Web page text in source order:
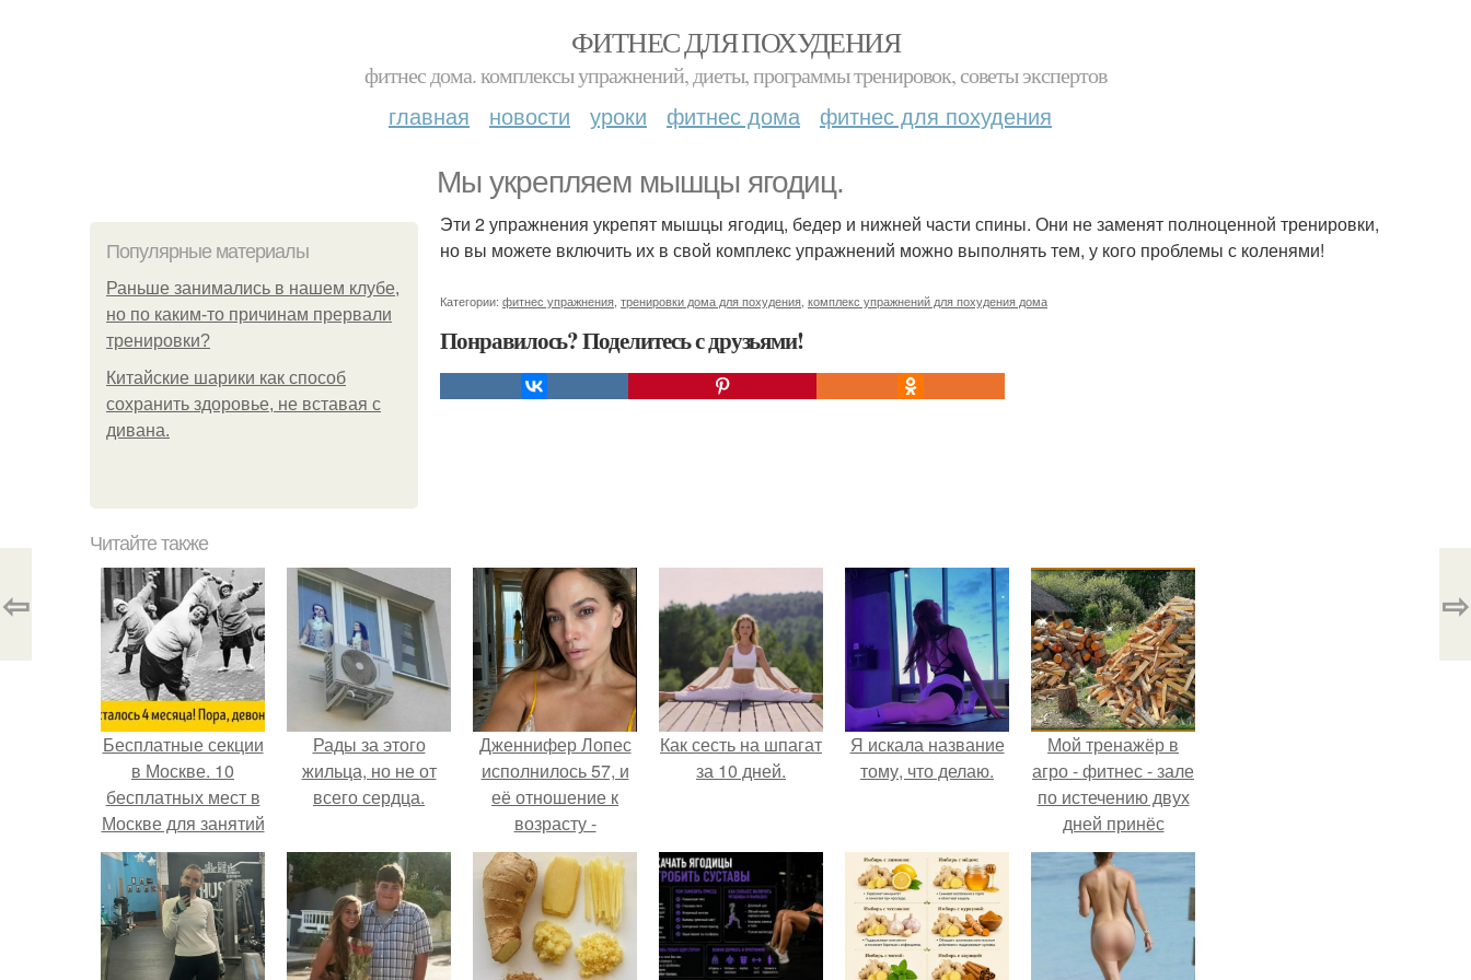
ФИТНЕС ДЛЯ ПОХУДЕНИЯ
фитнес дома. комплексы упражнений, диеты, программы тренировок, советы экспертов
главная новости уроки фитнес дома фитнес для похудения
Мы укрепляем мышцы ягодиц.
Популярные материалы
Раньше занимались в нашем клубе,
но по каким-то причинам прервали
тренировки?
Китайские шарики как способ
сохранить здоровье, не вставая с
дивана.
Эти 2 упражнения укрепят мышцы ягодиц, бедер и нижней части спины. Они не заменят полноценной тренировки,
но вы можете включить их в свой комплекс упражнений можно выполнять тем, у кого проблемы с коленями!
Категории: фитнес упражнения тренировки дома для похудения комплекс упражнений для похудения дома
Понравилось? Поделитесь с друзьями!
⇦ ⇨
Читайте также
Бесплатные секции
в Москве. 10
бесплатных мест в
Москве для занятий
спортом.
Рады за этого
жильца, но не от
всего сердца.
Дженнифер Лопес
исполнилось 57, и
её отношение к
возрасту -
настоящий
манифест
уверенности: "не
говорите, что я
отлично выгляжу
Как сесть на шпагат
за 10 дней.
Я искала название
тому, что делаю.
Мой тренажёр в
агро - фитнес - зале
по истечению двух
дней принёс
ощутимый
результат.